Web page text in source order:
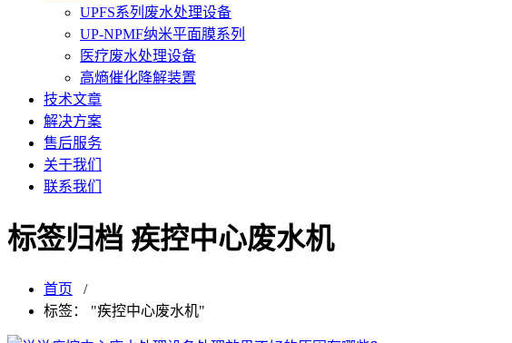
UPFS系列废水处理设备
UP-NPMF纳米平面膜系列
医疗废水处理设备
高熵催化降解装置
技术文章
解决方案
售后服务
关于我们
联系我们
标签归档 疾控中心废水机
首页 /
标签： "疾控中心废水机"